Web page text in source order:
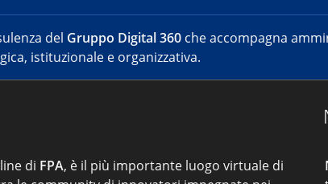
del Gruppo Digital 360 che accompagna
istituzionale e organizzativa.
di FPA, è il più importante luogo virtuale di